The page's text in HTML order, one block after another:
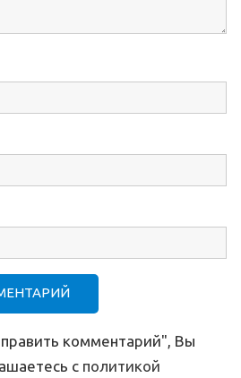
комментарий", Вы
с политикой